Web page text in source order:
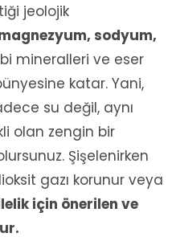
jeolojik
sodyum,
mineralleri ve eser
katar. Yani,
su değil, aynı
olan zengin bir
Şişelenirken
gazı korunur veya
için önerilen ve